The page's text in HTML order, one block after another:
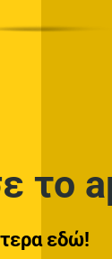
το
εδώ!